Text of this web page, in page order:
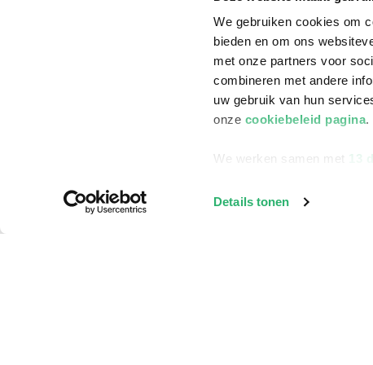
We gebruiken cookies om
bieden en om ons
met onze partners voor
combineren met andere
uw gebruik van hun
onze cookiebeleid pagina.
We werken samen met 13
Details tonen
Klantenservice